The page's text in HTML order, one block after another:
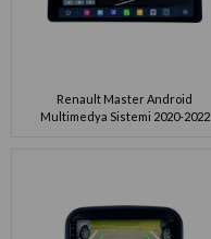
Renault Master Android
Multimedya Sistemi 2020-2022